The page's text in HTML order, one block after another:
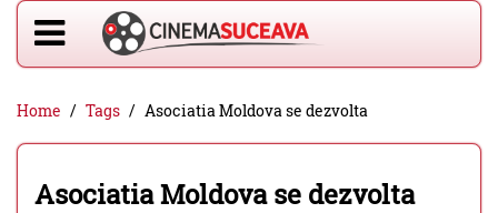
Home Tags Asociatia Moldova se dezvolta
Asociatia Moldova se dezvolta